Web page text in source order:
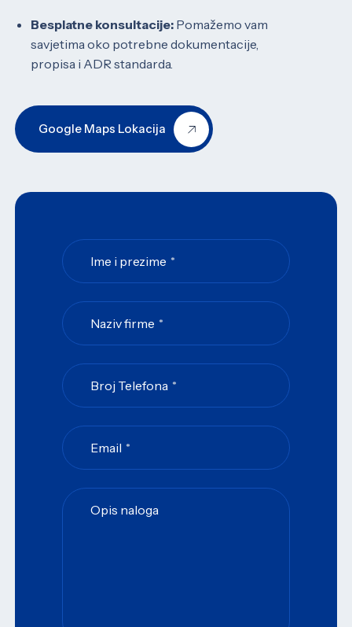
Besplatne konsultacije: Pomažemo vam
savjetima oko potrebne dokumentacije,
propisa i ADR standarda.
Google Maps Lokacija
Ime i prezime *
Naziv firme *
Broj Telefona *
Email *
Contact
Email *
Opis naloga